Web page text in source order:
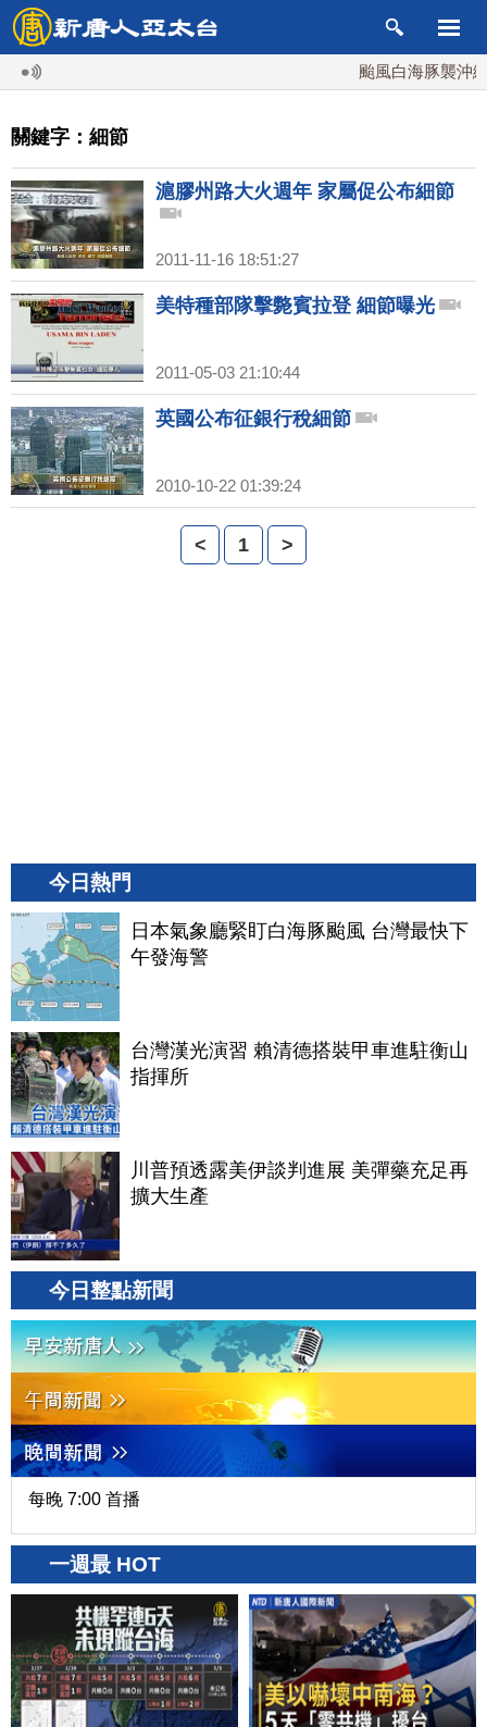
颱風白海豚襲沖繩
關鍵字：細節
滬膠州路大火週年 家屬促公布細節
2011-11-16 18:51:27
美特種部隊擊斃賓拉登 細節曝光
2011-05-03 21:10:44
英國公布征銀行稅細節
2010-10-22 01:39:24
< 1 >
今日熱門
日本氣象廳緊盯白海豚颱風 台灣最快下
午發海警
台灣漢光演習 賴清德搭裝甲車進駐衡山
指揮所
川普預透露美伊談判進展 美彈藥充足再
擴大生產
今日整點新聞
每晚 7:00 首播
一週最 HOT